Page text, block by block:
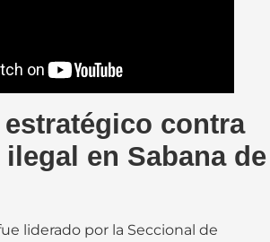
contra
ilegal en Sabana de
liderado por la Seccional de